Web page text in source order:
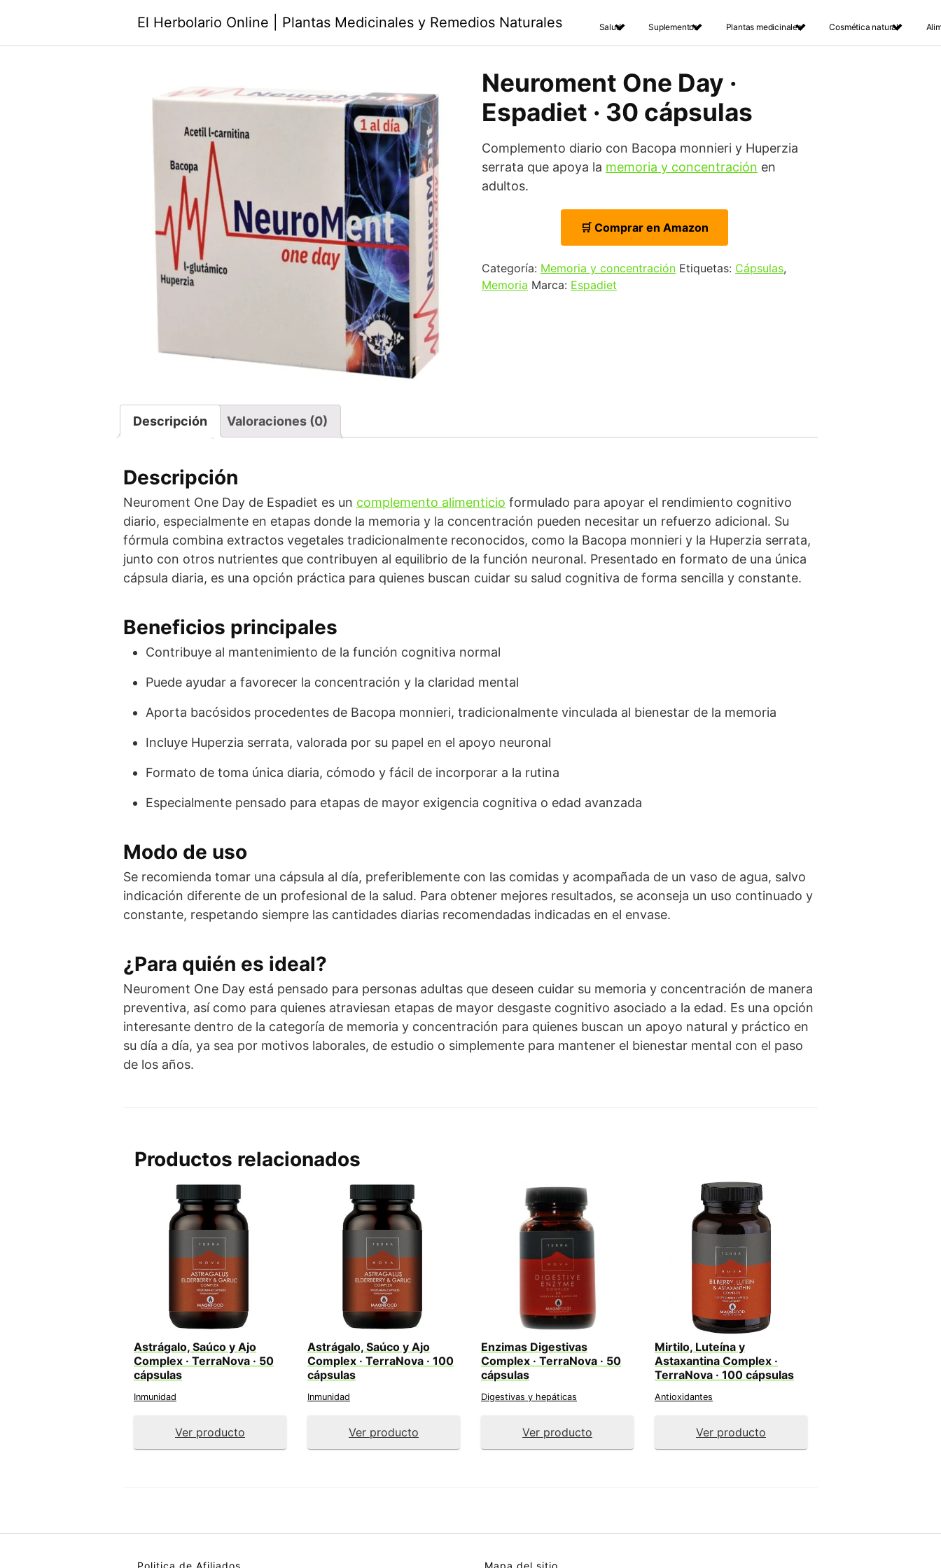
El Herbolario Online | Plantas Medicinales y Remedios Naturales Salud Suplementos Plantas medicinales Cosmética natural
Neuroment One Day ·
Espadiet · 30 cápsulas
Complemento diario con Bacopa monnieri y Huperzia
serrata que apoya la memoria y concentración en
adultos.
🛒 Comprar en Amazon
Categoría: Memoria y concentración Etiquetas: Cápsulas,
Memoria Marca: Espadiet
Descripción Valoraciones (0)
Descripción
Neuroment One Day de Espadiet es un complemento alimenticio formulado para apoyar el rendimiento cognitivo
diario, especialmente en etapas donde la memoria y la concentración pueden necesitar un refuerzo adicional. Su
fórmula combina extractos vegetales tradicionalmente reconocidos, como la Bacopa monnieri y la Huperzia serrata,
junto con otros nutrientes que contribuyen al equilibrio de la función neuronal. Presentado en formato de una única
cápsula diaria, es una opción práctica para quienes buscan cuidar su salud cognitiva de forma sencilla y constante.
Beneficios principales
Contribuye al mantenimiento de la función cognitiva normal
Puede ayudar a favorecer la concentración y la claridad mental
Aporta bacósidos procedentes de Bacopa monnieri, tradicionalmente vinculada al bienestar de la memoria
Incluye Huperzia serrata, valorada por su papel en el apoyo neuronal
Formato de toma única diaria, cómodo y fácil de incorporar a la rutina
Especialmente pensado para etapas de mayor exigencia cognitiva o edad avanzada
Modo de uso
Se recomienda tomar una cápsula al día, preferiblemente con las comidas y acompañada de un vaso de agua, salvo
indicación diferente de un profesional de la salud. Para obtener mejores resultados, se aconseja un uso continuado y
constante, respetando siempre las cantidades diarias recomendadas indicadas en el envase.
¿Para quién es ideal?
Neuroment One Day está pensado para personas adultas que deseen cuidar su memoria y concentración de manera
preventiva, así como para quienes atraviesan etapas de mayor desgaste cognitivo asociado a la edad. Es una opción
interesante dentro de la categoría de memoria y concentración para quienes buscan un apoyo natural y práctico en
su día a día, ya sea por motivos laborales, de estudio o simplemente para mantener el bienestar mental con el paso
de los años.
Productos relacionados
Astrágalo, Saúco y Ajo
Complex · TerraNova · 50
cápsulas
Inmunidad
Ver producto
Astrágalo, Saúco y Ajo
Complex · TerraNova · 100
cápsulas
Inmunidad
Ver producto
Enzimas Digestivas
Complex · TerraNova · 50
cápsulas
Digestivas y hepáticas
Ver producto
Mirtilo, Luteína y
Astaxantina Complex ·
TerraNova · 100 cápsulas
Antioxidantes
Ver producto
Politica de Afiliados Mapa del sitio